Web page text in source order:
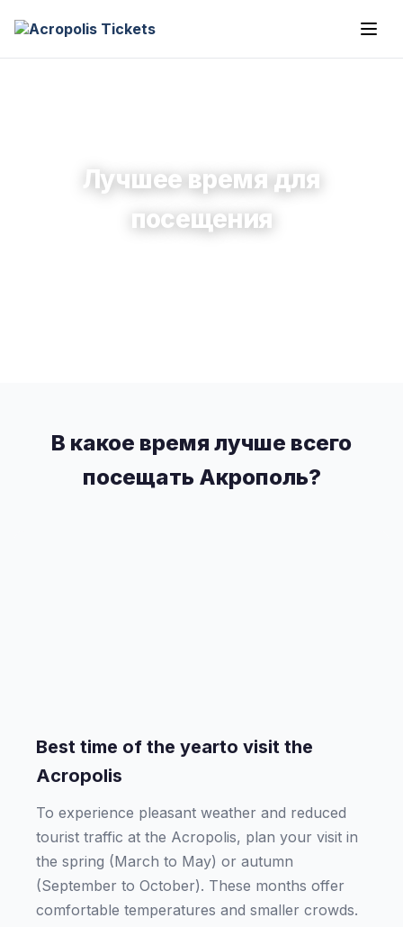
Лучшее время для
посещения
В какое время лучше всего
посещать Акрополь?
Best time of the yearto visit the
Acropolis
To experience pleasant weather and reduced
tourist traffic at the Acropolis, plan your visit in
the spring (March to May) or autumn
(September to October). These months offer
comfortable temperatures and smaller crowds.